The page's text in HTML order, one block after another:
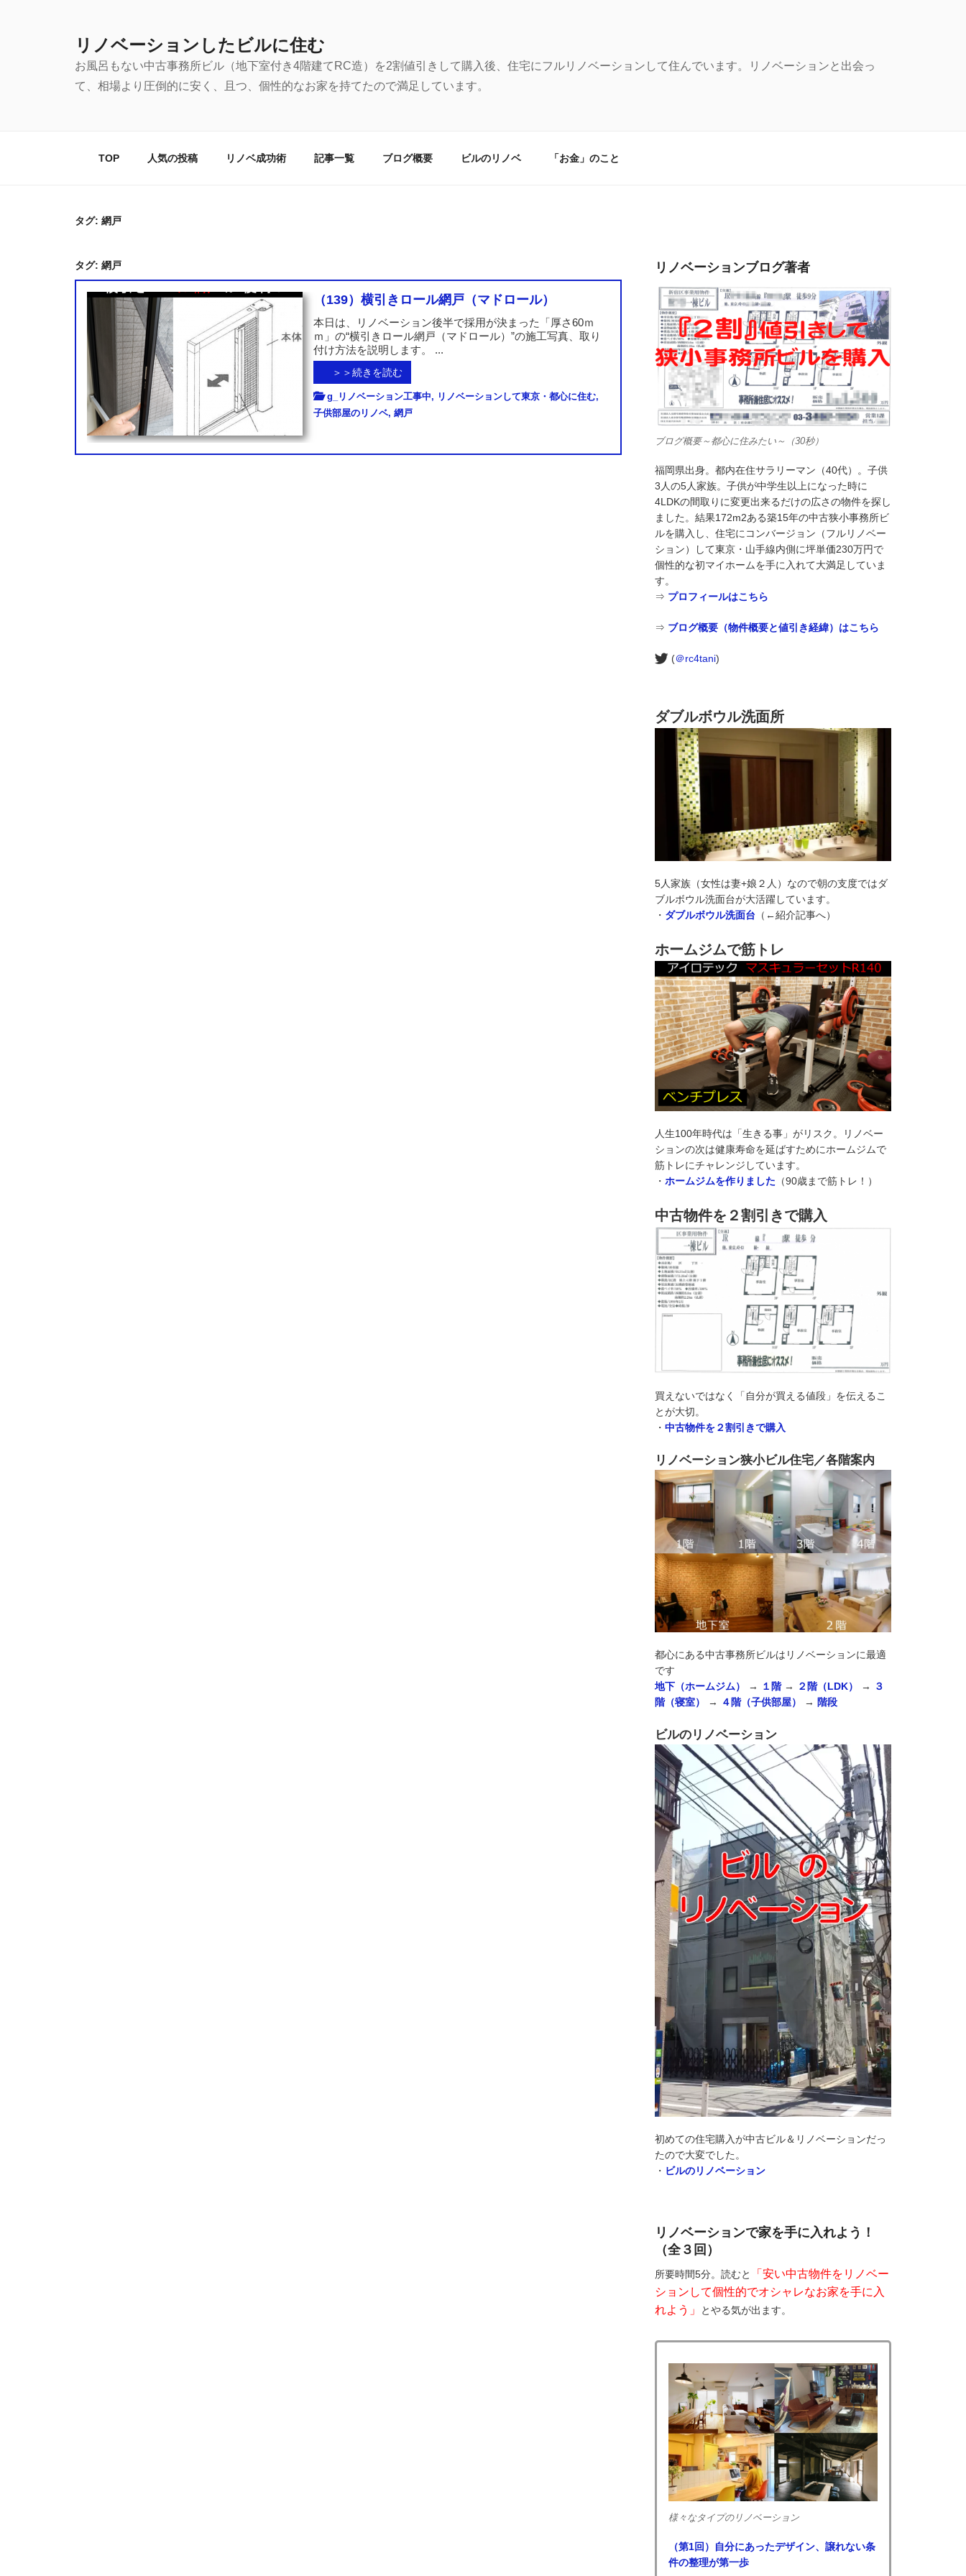
リノベーションしたビルに住む
お風呂もない中古事務所ビル（地下室付き4階建てRC造）を2割値引きして購入後、住宅にフルリノベーションして住んでいます。リノベーションと出会っ
て、相場より圧倒的に安く、且つ、個性的なお家を持てたので満足しています。
TOP 人気の投稿 リノベ成功術 記事一覧 ブログ概要 ビルのリノベ 「お金」のこと
タグ: 網戸
タグ: 網戸
（139）横引きロール網戸（マドロール）
本日は、リノベーション後半で採用が決まった「厚さ60ｍ
ｍ」の“横引きロール網戸（マドロール）”の施工写真、取り
付け方法を説明します。 ...
＞＞続きを読む
g_リノベーション工事中, リノベーションして東京・都心に住む,
子供部屋のリノベ, 網戸
リノベーションブログ著者
ブログ概要～都心に住みたい～（30秒）
福岡県出身。都内在住サラリーマン（40代）。子供
3人の5人家族。子供が中学生以上になった時に
4LDKの間取りに変更出来るだけの広さの物件を探し
ました。結果172m2ある築15年の中古狭小事務所ビ
ルを購入し、住宅にコンバージョン（フルリノベー
ション）して東京・山手線内側に坪単価230万円で
個性的な初マイホームを手に入れて大満足していま
す。
⇒ プロフィールはこちら
⇒ ブログ概要（物件概要と値引き経緯）はこちら
(＠rc4tani)
ダブルボウル洗面所
5人家族（女性は妻+娘２人）なので朝の支度ではダ
ブルボウル洗面台が大活躍しています。
・ ダブルボウル洗面台 （←紹介記事へ）
ホームジムで筋トレ
人生100年時代は「生きる事」がリスク。リノベー
ションの次は健康寿命を延ばすためにホームジムで
筋トレにチャレンジしています。
・ ホームジムを作りました （90歳まで筋トレ！）
中古物件を２割引きで購入
買えないではなく「自分が買える値段」を伝えるこ
とが大切。
・ 中古物件を２割引きで購入
リノベーション狭小ビル住宅／各階案内
都心にある中古事務所ビルはリノベーションに最適
です
地下（ホームジム）
→ １階→ ２階（LDK） →
３
階（寝室）
→ ４階（子供部屋） → 階段
ビルのリノベーション
初めての住宅購入が中古ビル＆リノベーションだっ
たので大変でした。
・ ビルのリノベーション
リノベーションで家を手に入れよう！
（全３回）
所要時間5分。読むと
「安い中古物件をリノベー
ションして個性的でオシャレなお家を手に入
れよう」
とやる気が出ます。
様々なタイプのリノベーション
（第1回）自分にあったデザイン、譲れない条
件の整理が第一歩